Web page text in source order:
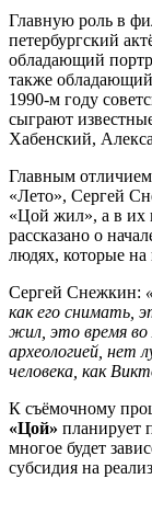
Главную роль в
петербургский
обладающий
также
1990-м году
сыграют
Хабенский,
Главным
«Лето», Сергей
«Цой жил», а в их
рассказано о
людях, которые на
Сергей Снежкин:
как его снимать,
жил, это время во
археологией, нет
человека, как
К съёмочному
«Цой» планирует
многое будет
субсидия на